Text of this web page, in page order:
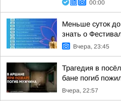
00:00
Меньше суток
знать о
Вчера, 23:45
Трагедия в
бане погиб
Вчера, 22:57